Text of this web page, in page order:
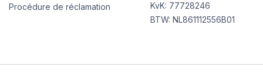
Procédure de réclamation
KvK: 77728246
BTW: NL861112556B01